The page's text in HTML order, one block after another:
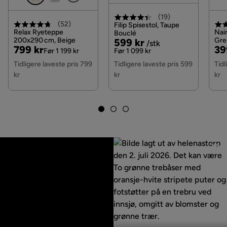
Garanti
Stil
Uttrekkbar dagseng
Redes
Sharpe 1 + Zygo 3
(52)
Relax Ryeteppe
200x290 cm, Beige
Pris
799 kr
Original
Pris
Før 1 199 kr
Tidligere laveste pris 799
kr
(19)
Filip Spisestol, Taupe
Bouclé
Pris
599 kr /stk
Original
Pris
Før 1 099 kr
Tidligere laveste pris 599
kr
kr